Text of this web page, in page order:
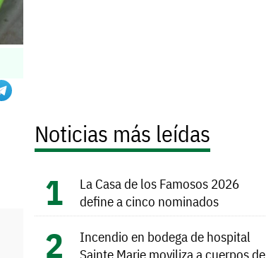
Noticias más leídas
La Casa de los Famosos 2026
define a cinco nominados
Incendio en bodega de hospital
Sainte Marie moviliza a cuerpos de